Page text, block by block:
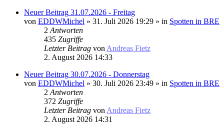
Neuer Beitrag 31.07.2026 - Freitag
von EDDWMichel » 31. Juli 2026 19:29 » in Spotten in BRE
2 Antworten
435 Zugriffe
Letzter Beitrag von Andreas Fietz
2. August 2026 14:33
Neuer Beitrag 30.07.2026 - Donnerstag
von EDDWMichel » 30. Juli 2026 23:49 » in Spotten in BRE
2 Antworten
372 Zugriffe
Letzter Beitrag von Andreas Fietz
2. August 2026 14:31